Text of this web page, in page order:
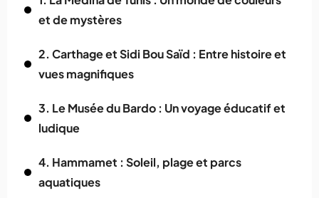
et de mystères
2. Carthage et Sidi Bou Saïd : Entre histoire et
vues magnifiques
3. Le Musée du Bardo : Un voyage éducatif et
ludique
4. Hammamet : Soleil, plage et parcs
aquatiques